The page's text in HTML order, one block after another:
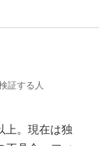
証する人
上。現在は独